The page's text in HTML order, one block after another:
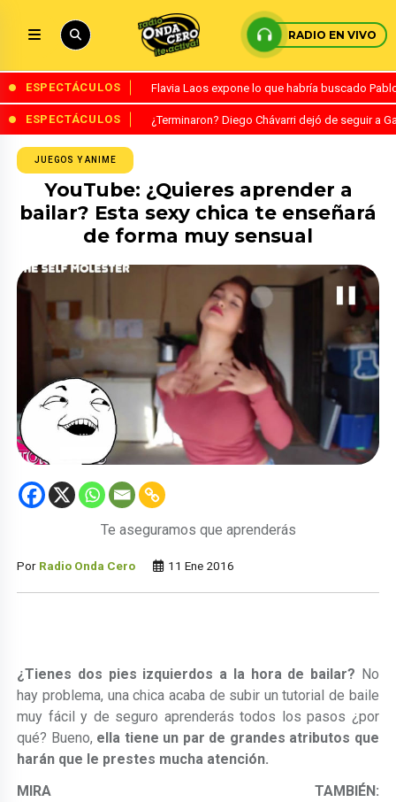
RADIO EN VIVO
ESPECTÁCULOS Flavia Laos expone lo que habría buscado
ESPECTÁCULOS ¿Terminaron? Diego Chávarri dejó de seguir a
JUEGOS Y ANIME
YouTube: ¿Quieres aprender a
bailar? Esta sexy chica te enseñará
de forma muy sensual
Te aseguramos que aprenderás
Por Radio Onda Cero 11 Ene 2016
¿Tienes dos pies izquierdos a la hora de bailar? No
hay problema, una chica acaba de subir un tutorial de baile
muy fácil y de seguro aprenderás todos los pasos ¿por
qué? Bueno, ella tiene un par de grandes atributos que
harán que le prestes mucha atención.
MIRA TAMBIÉN: